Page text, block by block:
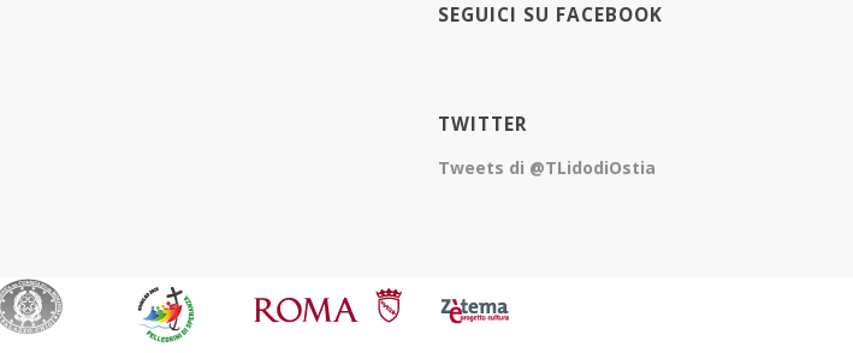
SEGUICI SU FACEBOOK
TWITTER
Tweets di @TLidodiOstia